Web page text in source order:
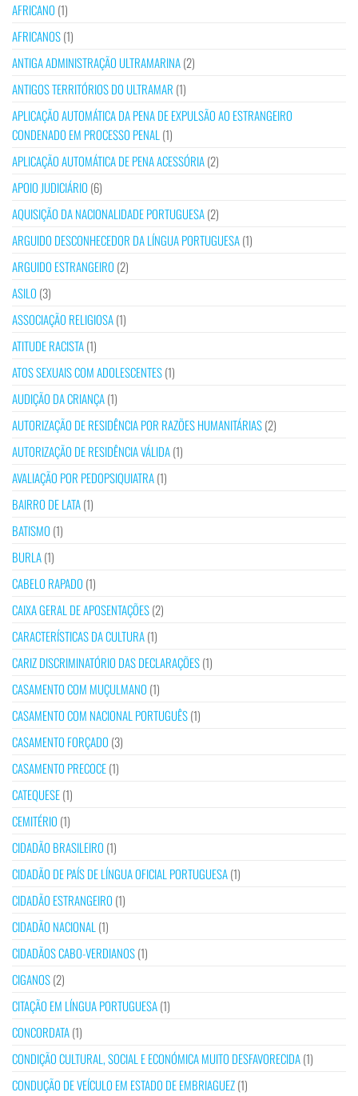
AFRICANO (1)
AFRICANOS(1)
ANTIGA ADMINISTRAÇÃO ULTRAMARINA(2)
ANTIGOS TERRITÓRIOS DO ULTRAMAR (1)
APLICAÇÃO AUTOMÁTICA DA PENA DE EXPULSÃO AO ESTRANGEIRO
CONDENADO EM PROCESSO PENAL (1)
APLICAÇÃO AUTOMÁTICA DE PENA ACESSÓRIA(2)
APOIO JUDICIÁRIO (6)
AQUISIÇÃO DA NACIONALIDADE PORTUGUESA(2)
ARGUIDO DESCONHECEDOR DA LÍNGUA PORTUGUESA(1)
ARGUIDO ESTRANGEIRO (2)
ASILO (3)
ASSOCIAÇÃO RELIGIOSA(1)
ATITUDE RACISTA(1)
ATOS SEXUAIS COM ADOLESCENTES(1)
AUDIÇÃO DA CRIANÇA(1)
AUTORIZAÇÃO DE RESIDÊNCIA POR RAZÕES HUMANITÁRIAS(2)
AUTORIZAÇÃO DE RESIDÊNCIA VÁLIDA(1)
AVALIAÇÃO POR PEDOPSIQUIATRA(1)
BAIRRO DE LATA(1)
BATISMO (1)
BURLA(1)
CABELO RAPADO (1)
CAIXA GERAL DE APOSENTAÇÕES(2)
CARACTERÍSTICAS DA CULTURA(1)
CARIZ DISCRIMINATÓRIO DAS DECLARAÇÕES(1)
CASAMENTO COM MUÇULMANO (1)
CASAMENTO COM NACIONAL PORTUGUÊS(1)
CASAMENTO FORÇADO (3)
CASAMENTO PRECOCE(1)
CATEQUESE(1)
CEMITÉRIO (1)
CIDADÃO BRASILEIRO (1)
CIDADÃO DE PAÍS DE LÍNGUA OFICIAL PORTUGUESA(1)
CIDADÃO ESTRANGEIRO (1)
CIDADÃO NACIONAL (1)
CIDADÃOS CABO-VERDIANOS(1)
CIGANOS(2)
CITAÇÃO EM LÍNGUA PORTUGUESA(1)
CONCORDATA(1)
CONDIÇÃO CULTURAL, SOCIAL E ECONÓMICA MUITO DESFAVORECIDA(1)
CONDUÇÃO DE VEÍCULO EM ESTADO DE EMBRIAGUEZ(1)